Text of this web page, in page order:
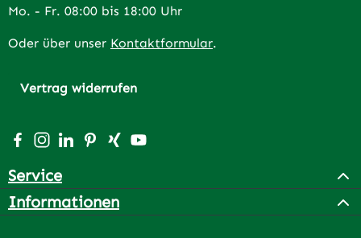
Mo. - Fr. 08:00 bis 18:00 Uhr
Oder über unser Kontaktformular.
Vertrag widerrufen
Besuche uns auf Facebook – öffnet in neuem Tab
Schau auf Instagram vorbei – öffnet in neuem Tab
Vernetze dich mit uns auf LinkedIn – öffnet in
Lass dich auf Pinterest inspirieren – öffnet
Vernetze dich mit uns auf Xing – öffnet
Sieh dir unsere Videos auf YouTube
Service
Informationen